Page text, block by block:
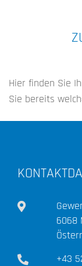
Hier finden Sie
Sie bereits
6068
+43